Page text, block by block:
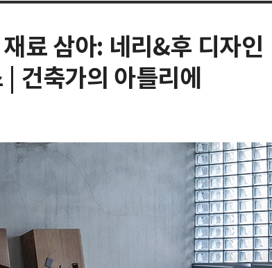
료 삼아: 네리&후 디자인
건축가의 아틀리에